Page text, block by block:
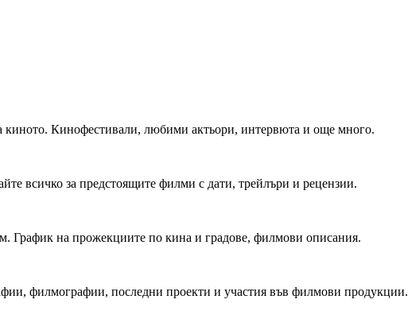
киното. Кинофестивали, любими актьори, интервюта и още много.
всичко за предстоящите филми с дати, трейлъри и рецензии.
График на прожекциите по кина и градове, филмови описания.
филмографии, последни проекти и участия във филмови продукции.